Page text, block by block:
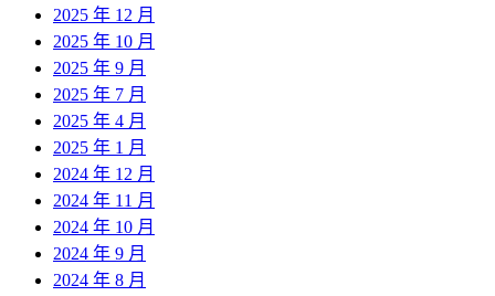
2025 年 12 月
2025 年 10 月
2025 年 9 月
2025 年 7 月
2025 年 4 月
2025 年 1 月
2024 年 12 月
2024 年 11 月
2024 年 10 月
2024 年 9 月
2024 年 8 月